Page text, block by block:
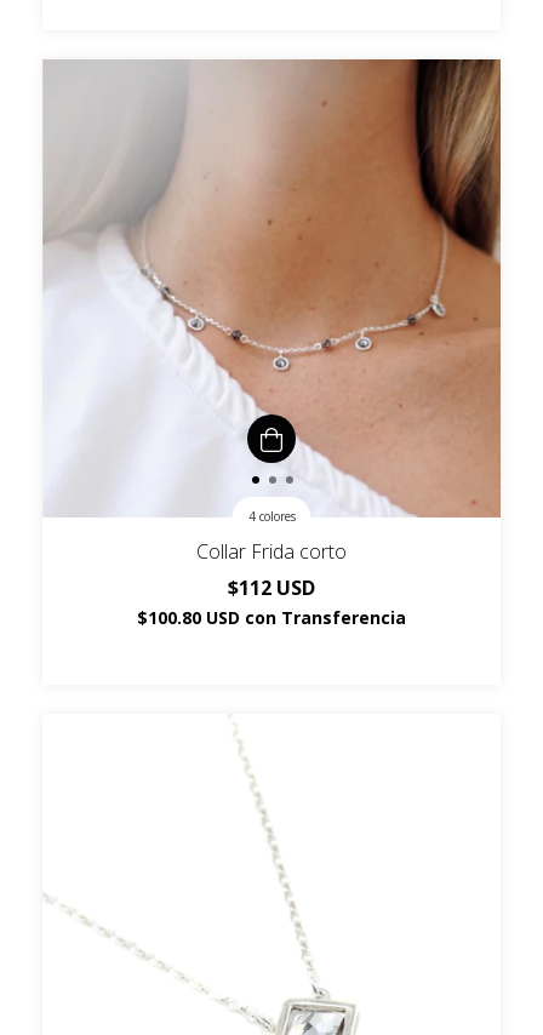
4 colores
Collar Frida corto
$112 USD
$100.80 USD con Transferencia